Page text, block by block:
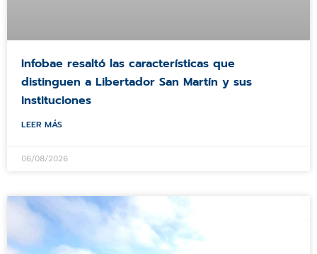
Infobae resaltó las características que
distinguen a Libertador San Martín y sus
instituciones
LEER MÁS
06/08/2026